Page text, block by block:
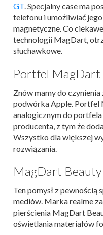
GT.Specjalny case ma
telefonu i umożliwiać
magnetyczne. Co
technologii MagDart,
słuchawkowe.
Portfel MagDart
Znów mamy do
podwórka Apple. Portfel
analogicznym do
producenta, z tym że
Wszystko dla większej
rozwiązania.
MagDart
Ten pomysł z
mediów. Marka realme
pierścienia MagDart
oświetlania materiałów